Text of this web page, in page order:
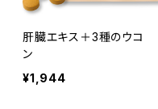
肝臓エキス＋3種のウコ
ン
¥1,944